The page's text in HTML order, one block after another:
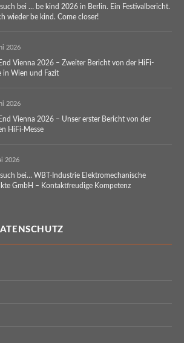
bei … be kind 2026 in Berlin. Ein Festivalbericht.
wieder be kind. Come closer!
2026
Vienna 2026 – Zweiter Bericht von der HiFi-
in Wien und Fazit
2026
Vienna 2026 – Unser erster Bericht von der
HiFi-Messe
2026
bei… WBT-Industrie Elektromechanische
GmbH – Kontaktfreudige Kompetenz